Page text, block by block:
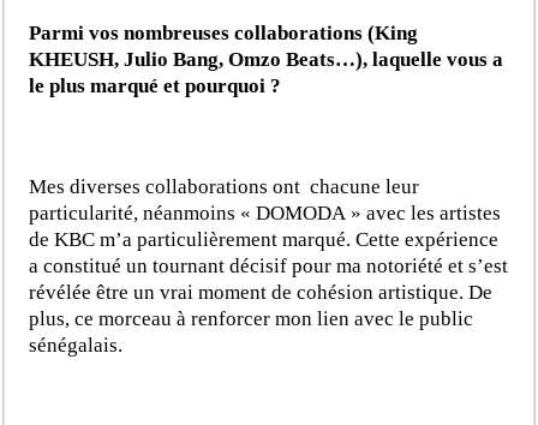
Parmi vos nombreuses collaborations (King
KHEUSH, Julio Bang, Omzo Beats…), laquelle vous a
le plus marqué et pourquoi ?
Mes diverses collaborations ont chacune leur
particularité, néanmoins « DOMODA » avec les artistes
de KBC m’a particulièrement marqué. Cette expérience
a constitué un tournant décisif pour ma notoriété et s’est
révélée être un vrai moment de cohésion artistique. De
plus, ce morceau à renforcer mon lien avec le public
sénégalais.